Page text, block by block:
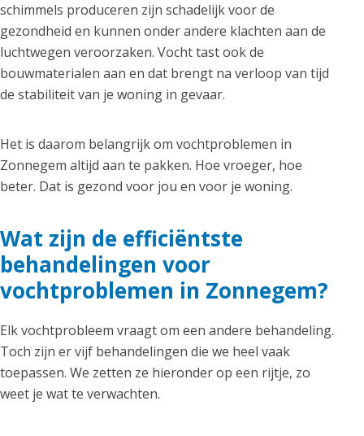
schimmels produceren zijn schadelijk voor de
gezondheid en kunnen onder andere klachten aan de
luchtwegen veroorzaken. Vocht tast ook de
bouwmaterialen aan en dat brengt na verloop van tijd
de stabiliteit van je woning in gevaar.
Het is daarom belangrijk om vochtproblemen in
Zonnegem altijd aan te pakken. Hoe vroeger, hoe
beter. Dat is gezond voor jou en voor je woning.
Wat zijn de efficiëntste
behandelingen voor
vochtproblemen in Zonnegem?
Elk vochtprobleem vraagt om een andere behandeling.
Toch zijn er vijf behandelingen die we heel vaak
toepassen. We zetten ze hieronder op een rijtje, zo
weet je wat te verwachten.